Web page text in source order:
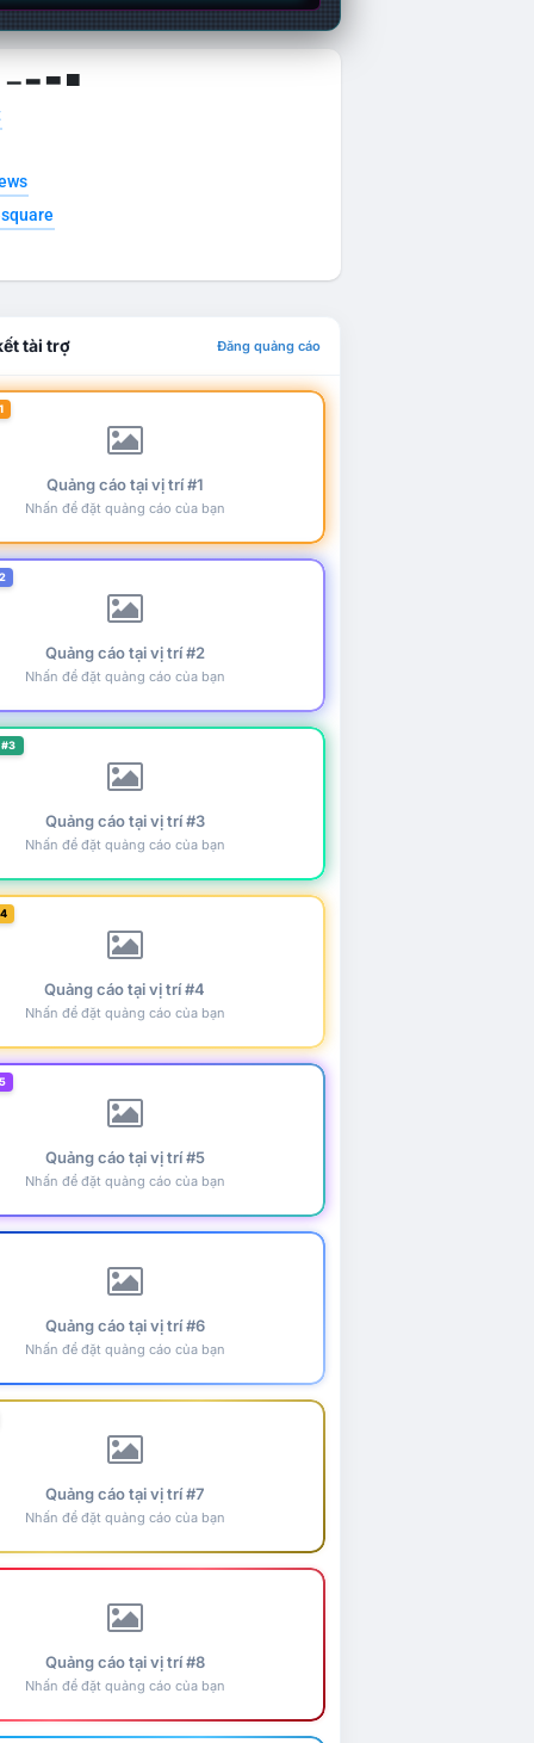
▁ ▂ ▃ ▄
tài trợ Đăng quảng cáo
Quảng cáo tại vị trí #1
Nhấn để đặt quảng cáo của bạn
Quảng cáo tại vị trí #2
Nhấn để đặt quảng cáo của bạn
Quảng cáo tại vị trí #3
Nhấn để đặt quảng cáo của bạn
Quảng cáo tại vị trí #4
Nhấn để đặt quảng cáo của bạn
Quảng cáo tại vị trí #5
Nhấn để đặt quảng cáo của bạn
Quảng cáo tại vị trí #6
Nhấn để đặt quảng cáo của bạn
Quảng cáo tại vị trí #7
Nhấn để đặt quảng cáo của bạn
Quảng cáo tại vị trí #8
Nhấn để đặt quảng cáo của bạn